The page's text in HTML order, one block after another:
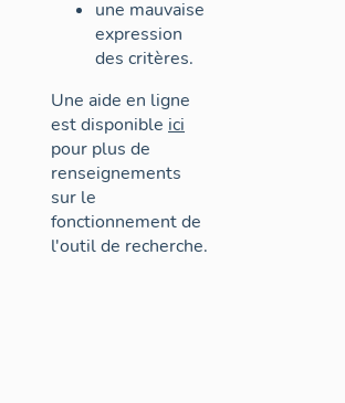
une mauvaise
expression
des critères.
Une aide en ligne
est disponible ici
pour plus de
renseignements
sur le
fonctionnement de
l'outil de recherche.